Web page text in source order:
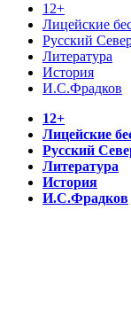
12+
Лицейские
Русский
Литература
История
И.С.Фрадков
12+
Лицейские
Русский
Литература
История
И.С.Фрадков